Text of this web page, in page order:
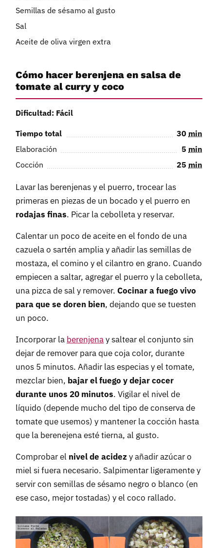
Semillas de sésamo al gusto
Sal
Aceite de oliva virgen extra
Cómo hacer berenjena en salsa de
tomate al curry y coco
Dificultad: Fácil
Tiempo total 30 min
Elaboración
5 min
Cocción
25 min
Lavar las berenjenas y el puerro, trocear las
primeras en piezas de un bocado y el puerro en
rodajas finas. Picar la cebolleta y reservar.
Calentar un poco de aceite en el fondo de una
cazuela o sartén amplia y añadir las semillas de
mostaza, el comino y el cilantro en grano. Cuando
empiecen a saltar, agregar el puerro y la cebolleta,
una pizca de sal y remover. Cocinar a fuego vivo
para que se doren bien, dejando que se tuesten
un poco.
Incorporar la berenjenay saltear el conjunto sin
dejar de remover para que coja color, durante
unos 5 minutos. Añadir las especias y el tomate,
mezclar bien, bajar el fuego y dejar cocer
durante unos 20 minutos. Vigilar el nivel de
líquido (depende mucho del tipo de conserva de
tomate que usemos) y mantener la cocción hasta
que la berenejena esté tierna, al gusto.
Comprobar el nivel de acidezy añadir azúcar o
miel si fuera necesario. Salpimentar ligeramente y
servir con semillas de sésamo negro o blanco (en
ese caso, mejor tostadas) y el coco rallado.